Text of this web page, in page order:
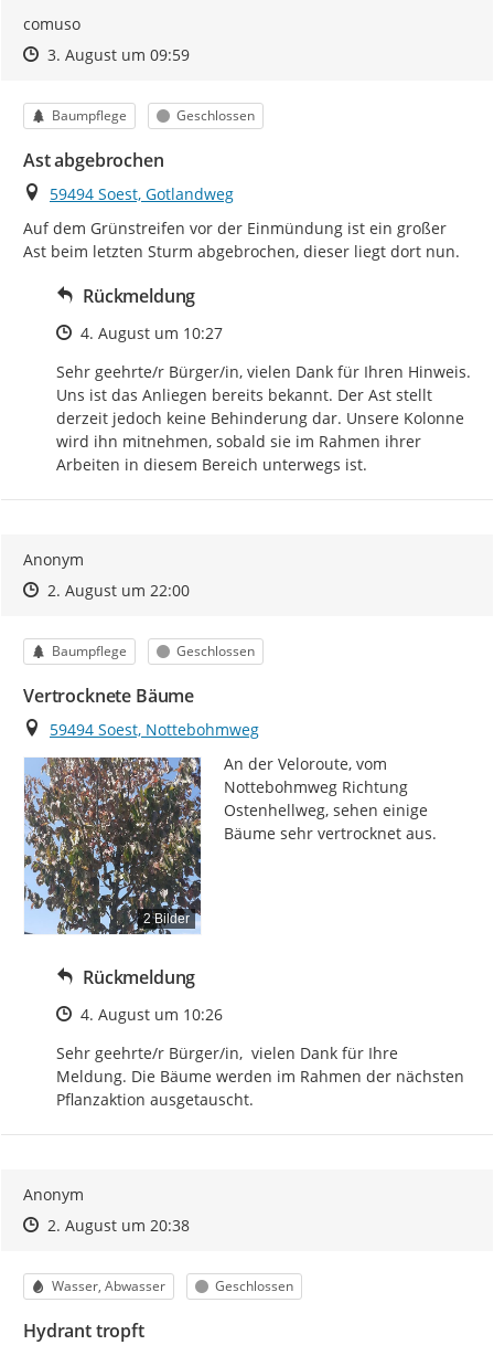
comuso
Zeitpunkt des Erstellens
Zeitpunkt des Erstellens
3. August um 09:59Zur Äußerung
Kategorie
Baumpflege Status
Geschlossen
Ast abgebrochen
Ort
59494 Soest, Gotlandweg
Auf dem Grünstreifen vor der Einmündung ist ein großer
Ast beim letzten Sturm abgebrochen, dieser liegt dort nun.
Rückmeldung
Zeitpunkt des Erstellens
4. August um 10:27
Sehr geehrte/r Bürger/in, vielen Dank für Ihren Hinweis.
Uns ist das Anliegen bereits bekannt. Der Ast stellt
derzeit jedoch keine Behinderung dar. Unsere Kolonne
wird ihn mitnehmen, sobald sie im Rahmen ihrer
Arbeiten in diesem Bereich unterwegs ist.
Anonym
Zeitpunkt des Erstellens
Zeitpunkt des Erstellens
2. August um 22:00Zur Äußerung
Kategorie
Baumpflege Status
Geschlossen
Vertrocknete Bäume
Ort
59494 Soest, Nottebohmweg
2 Bilder
An der Veloroute, vom
Nottebohmweg Richtung
Ostenhellweg, sehen einige
Bäume sehr vertrocknet aus.
Rückmeldung
Zeitpunkt des Erstellens
4. August um 10:26
Sehr geehrte/r Bürger/in,  vielen Dank für Ihre
Meldung. Die Bäume werden im Rahmen der nächsten
Pflanzaktion ausgetauscht.
Anonym
Zeitpunkt des Erstellens
Zeitpunkt des Erstellens
2. August um 20:38Zur Äußerung
Kategorie
Wasser, Abwasser Status
Geschlossen
Hydrant tropft